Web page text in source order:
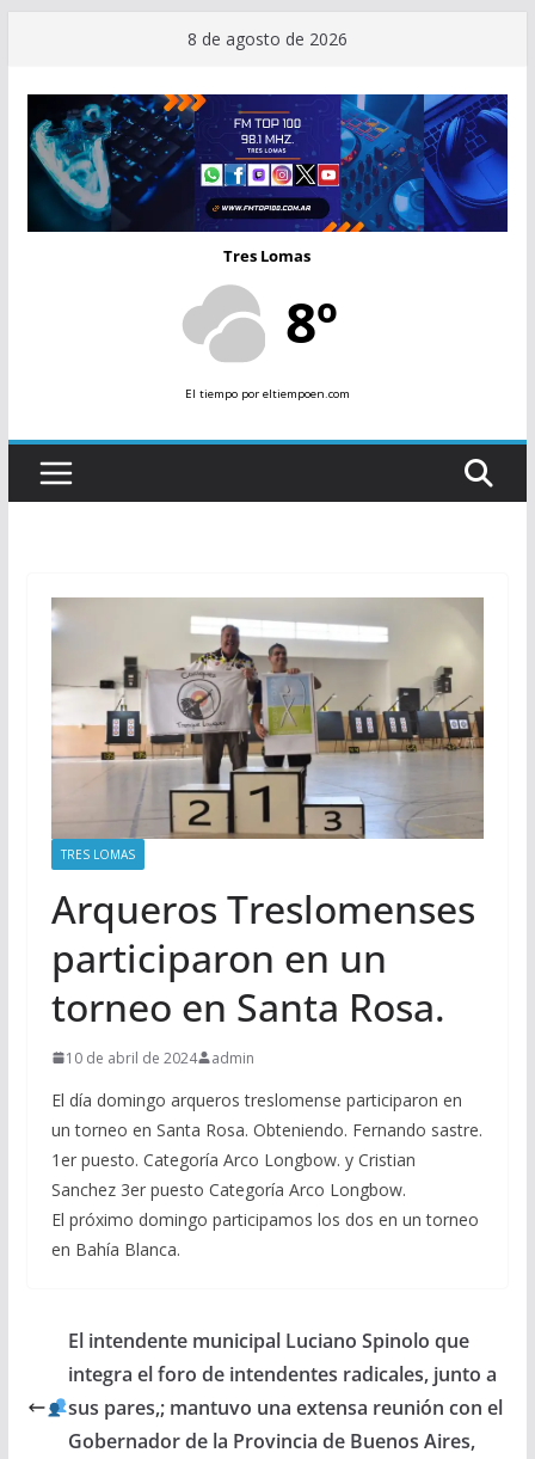
contenido
8 de agosto de 2026
Tres Lomas
8º
El tiempopor eltiempoen.com
TRES LOMAS
Arqueros Treslomenses
participaron en un
torneo en Santa Rosa.
10 de abril de 2024 admin
El día domingo arqueros treslomense participaron en
un torneo en Santa Rosa. Obteniendo. Fernando sastre.
1er puesto. Categoría Arco Longbow. y Cristian
Sanchez 3er puesto Categoría Arco Longbow.
El próximo domingo participamos los dos en un torneo
en Bahía Blanca.
El intendente municipal Luciano Spinolo que
integra el foro de intendentes radicales, junto a
sus pares,; mantuvo una extensa reunión con el
Gobernador de la Provincia de Buenos Aires,